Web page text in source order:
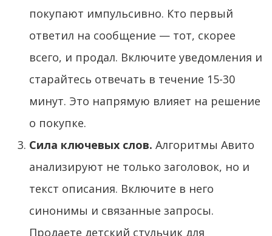
покупают импульсивно. Кто первый
ответил на сообщение — тот, скорее
всего, и продал. Включите уведомления и
старайтесь отвечать в течение 15-30
минут. Это напрямую влияет на решение
о покупке.
Сила ключевых слов. Алгоритмы Авито
анализируют не только заголовок, но и
текст описания. Включите в него
синонимы и связанные запросы.
Продаете детский стульчик для